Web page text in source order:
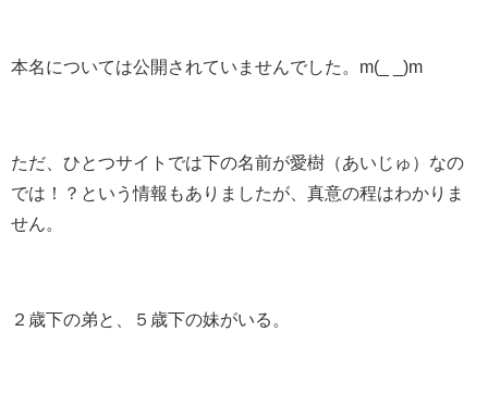
本名については公開されていませんでした。m(_ _)m
ただ、ひとつサイトでは下の名前が愛樹（あいじゅ）なの
では！？という情報もありましたが、真意の程はわかりま
せん。
２歳下の弟と、５歳下の妹がいる。